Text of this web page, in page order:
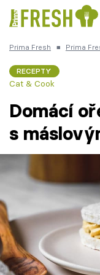
Česká kuchyně
Recepty
Články
TV Program
Prima Fresh ■ Prima
RECEPTY
Cat & Cook
Domácí
s